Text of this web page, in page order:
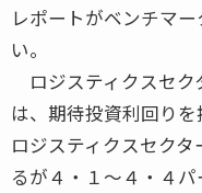
レポートがベンチマ
い。
ロジスティクスセク
は、期待投資利回りを
ロジスティクスセク
るが４・１～４・４